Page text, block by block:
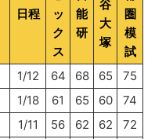
日程
ッ
ク
ス
能
研
谷
大
塚
圏
模
試
1/12 64 68 65
75
1/18 61 65 60
74
1/11 56 62 62
72